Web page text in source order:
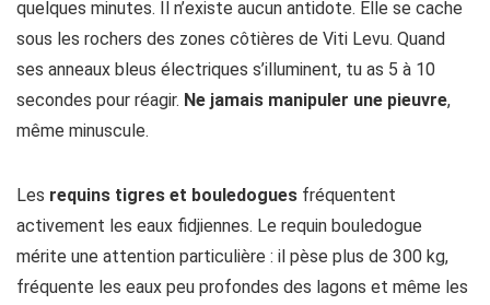
quelques minutes. Il n’existe aucun antidote. Elle se cache
sous les rochers des zones côtières de Viti Levu. Quand
ses anneaux bleus électriques s’illuminent, tu as 5 à 10
secondes pour réagir. Ne jamais manipuler une pieuvre,
même minuscule.
Les requins tigres et bouledogues fréquentent
activement les eaux fidjiennes. Le requin bouledogue
mérite une attention particulière : il pèse plus de 300 kg,
fréquente les eaux peu profondes des lagons et même les